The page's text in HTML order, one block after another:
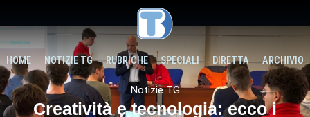
HOME NOTIZIE TG RUBRICHE SPECIALI DIRETTA ARCHIVIO
Notizie TG
Creatività e tecnologia: ecco i